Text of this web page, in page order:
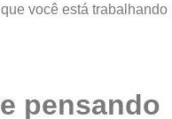
você está trabalhando
pensando